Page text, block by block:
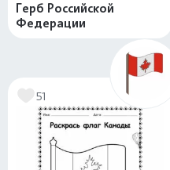
Герб Российской
Федерации
51